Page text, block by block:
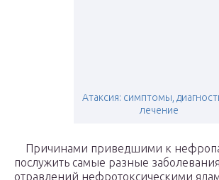
Атаксия: симптомы,
лечение
Причинами приведшими к
послужить самые разные
отравлений нефротоксическими